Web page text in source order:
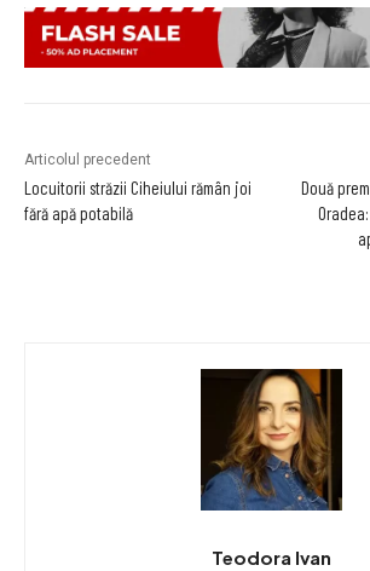
Articolul precedent
Locuitorii străzii Ciheiului rămân joi
fără apă potabilă
Două
Teodora Ivan